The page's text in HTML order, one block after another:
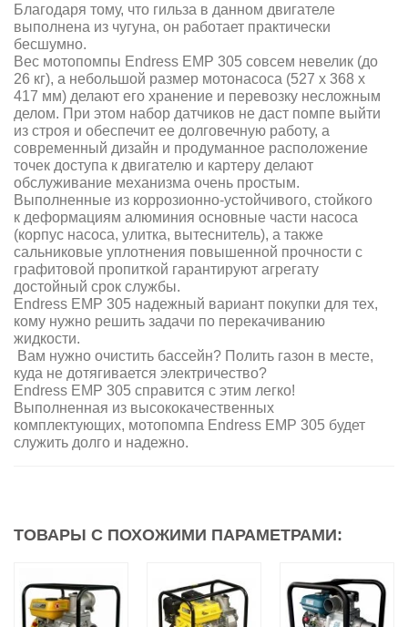
Благодаря тому, что гильза в данном двигателе
выполнена из чугуна, он работает практически
бесшумно.
Вес мотопомпы Endress EMP 305 совсем невелик (до
26 кг), а небольшой размер мотонасоса (527 x 368 x
417 мм) делают его хранение и перевозку несложным
делом. При этом набор датчиков не даст помпе выйти
из строя и обеспечит ее долговечную работу, а
современный дизайн и продуманное расположение
точек доступа к двигателю и картеру делают
обслуживание механизма очень простым.
Выполненные из коррозионно-устойчивого, стойкого
к деформациям алюминия основные части насоса
(корпус насоса, улитка, вытеснитель), а также
сальниковые уплотнения повышенной прочности с
графитовой пропиткой гарантируют агрегату
достойный срок службы.
Endress EMP 305 надежный вариант покупки для тех,
кому нужно решить задачи по перекачиванию
жидкости.
Вам нужно очистить бассейн? Полить газон в месте,
куда не дотягивается электричество?
Endress EMP 305 справится с этим легко!
Выполненная из высококачественных
комплектующих, мотопомпа Endress EMP 305 будет
служить долго и надежно.
ТОВАРЫ С ПОХОЖИМИ ПАРАМЕТРАМИ: